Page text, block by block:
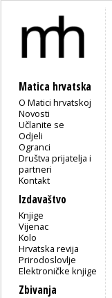
Matica hrvatska
O Matici hrvatskoj
Novosti
Učlanite se
Odjeli
Ogranci
Društva prijatelja i
partneri
Kontakt
Izdavaštvo
Knjige
Vijenac
Kolo
Hrvatska revija
Prirodoslovlje
Elektroničke knjige
Zbivanja